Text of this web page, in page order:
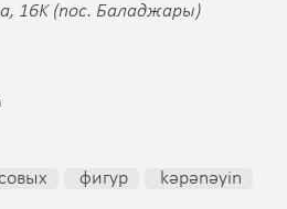
16K (пос. Баладжары)
фигур kəpənəyin